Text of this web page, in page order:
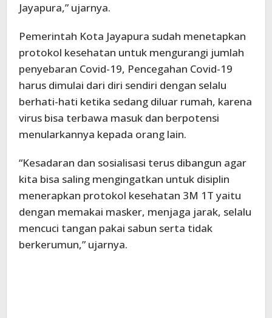
Jayapura,” ujarnya.
Pemerintah Kota Jayapura sudah menetapkan
protokol kesehatan untuk mengurangi jumlah
penyebaran Covid-19, Pencegahan Covid-19
harus dimulai dari diri sendiri dengan selalu
berhati-hati ketika sedang diluar rumah, karena
virus bisa terbawa masuk dan berpotensi
menularkannya kepada orang lain.
“Kesadaran dan sosialisasi terus dibangun agar
kita bisa saling mengingatkan untuk disiplin
menerapkan protokol kesehatan 3M 1T yaitu
dengan memakai masker, menjaga jarak, selalu
mencuci tangan pakai sabun serta tidak
berkerumun,” ujarnya.